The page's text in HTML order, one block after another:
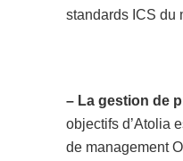
standards ICS du
– La gestion de
objectifs d’Atolia
de management